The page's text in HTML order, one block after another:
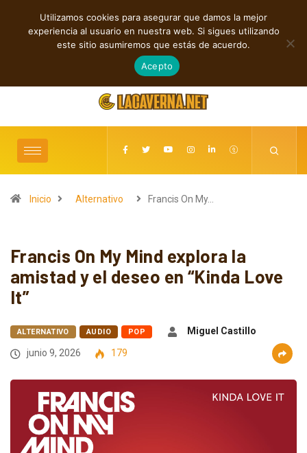
TENDENCIAS
Shaven Primates: Un estallido de Hard Rock contra el control digital
agosto 8, 2026
Inicio Alternativo Francis On My…
Francis On My Mind explora la
amistad y el deseo en “Kinda Love
It”
ALTERNATIVO AUDIO POP
Miguel Castillo
junio 9, 2026
179
Utilizamos cookies para asegurar que damos la mejor
experiencia al usuario en nuestra web. Si sigues utilizando
este sitio asumiremos que estás de acuerdo.
Acepto